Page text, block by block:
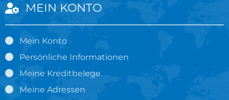
MEIN KONTO
Mein Konto
Persönliche Informationen
Meine Kreditbelege
Meine Adressen